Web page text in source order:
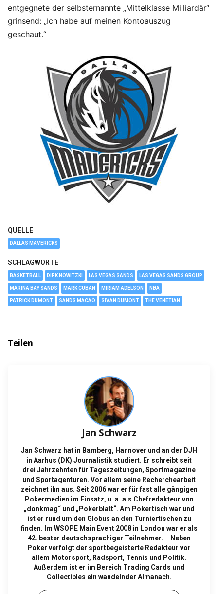
entgegnete der selbsternannte „Mittelklasse Milliardär“
grinsend: „Ich habe auf meinen Kontoauszug
geschaut.“
QUELLE
DALLAS MAVERICKS
SCHLAGWORTE
BASKETBALL DIRK NOWITZKI LAS VEGAS SANDS LAS VEGAS SANDS GROUP
MARINA BAY SANDS MARK CUBAN MIRIAM ADELSON NBA
PATRICK DUMONT SANDS MACAO SIVAN DUMONT THE VENETIAN
Teilen
Jan Schwarz
Jan Schwarz hat in Bamberg, Hannover und an der DJH
in Aarhus (DK) Journalistik studiert. Er schreibt seit
drei Jahrzehnten für Tageszeitungen, Sportmagazine
und Sportagenturen. Vor allem seine Recherchearbeit
zeichnet ihn aus. Seit 2006 war er für fast alle gängigen
Pokermedien im Einsatz, u. a. als Chefredakteur von
„donkmag“ und „Pokerblatt“. Am Pokertisch war und
ist er rund um den Globus an den Turniertischen zu
finden. Im WSOPE Main Event 2008 in London war er als
42. bester deutschsprachiger Teilnehmer. – Neben
Poker verfolgt der sportbegeisterte Redakteur vor
allem Motorsport, Radsport, Tennis und Politik.
Außerdem ist er im Bereich Trading Cards und
Collectibles ein wandelnder Almanach.